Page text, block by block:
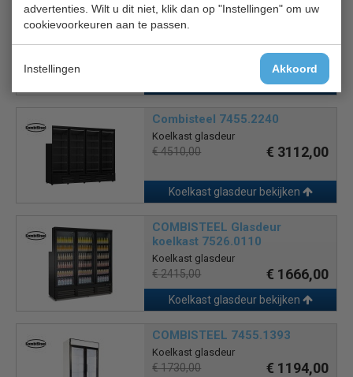
advertenties. Wilt u dit niet, klik dan op "Instellingen" om uw
cookievoorkeuren aan te passen.
Instellingen Akkoord
CS Koelkast 7464.0095
Glasdeur koelkast
€ 940,00 € 658,00
Koelkast glasdeur bekijken
Combisteel 7455.2240
Koelkast glasdeur
€ 4510,00 € 3112,00
Koelkast glasdeur bekijken
COMBISTEEL Glasdeur
koelkast 7526.0110
Koelkast glasdeur
€ 2415,00 € 1666,00
Koelkast glasdeur bekijken
COMBISTEEL 7455.1393
Koelkast glasdeur
€ 1730,00 € 1194,00